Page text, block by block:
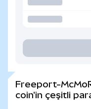
Freeport-
coin'in çeşitli